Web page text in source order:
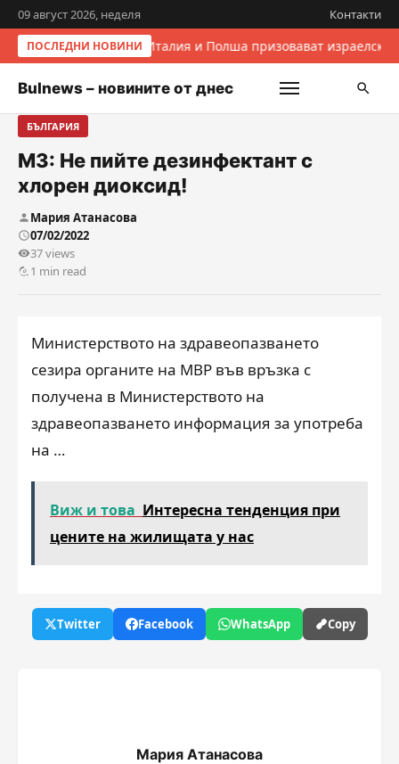
09 август 2026, неделя Контакти
ПОСЛЕДНИ НОВИНИ Италия и Полша призовават
Bulnews – новините от днес
БЪЛГАРИЯ
МЗ: Не пийте дезинфектант с
хлорен диоксид!
Мария Атанасова
07/02/2022
37 views
1 min read
Министерството на здравеопазването
сезира органите на МВР във връзка с
получена в Министерството на
здравеопазването информация за употреба
на …
Виж и това Интересна тенденция при
цените на жилищата у нас
Twitter Facebook WhatsApp Copy
Мария Атанасова